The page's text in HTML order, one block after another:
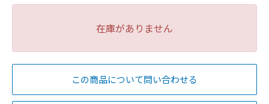
在庫がありません
この商品について問い合わせる